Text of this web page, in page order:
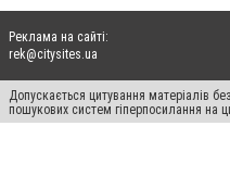
Реклама на сайті:
rek@citysites.ua
Допускається цитування матеріалів
пошукових систем гіперпосилання на